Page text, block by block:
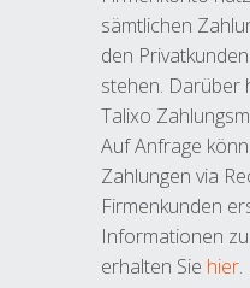
sämtlichen
den
stehen. Darüber
Talixo
Auf Anfrage
Zahlungen via
Firmenkunden
Informationen
erhalten Sie hier.